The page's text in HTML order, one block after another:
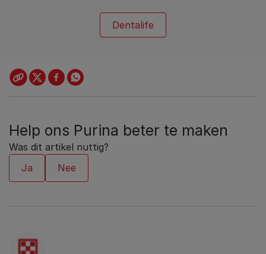
Dentalife
Help ons Purina beter te maken
Was dit artikel nuttig?